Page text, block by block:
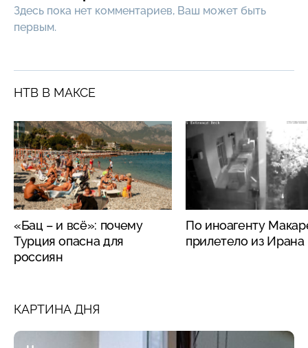
Здесь пока нет комментариев, Ваш может быть
первым.
НТВ В МАКСЕ
«Бац – и всё»: почему
Турция опасна для
россиян
По иноагенту
прилетело из Ирана
КАРТИНА ДНЯ